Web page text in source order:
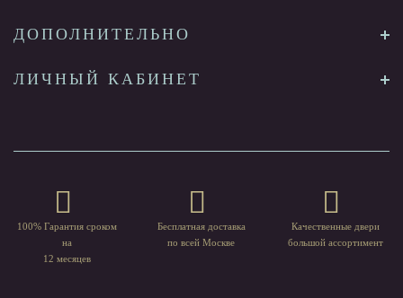
ДОПОЛНИТЕЛЬНО
ЛИЧНЫЙ КАБИНЕТ
100% Гарантия сроком
на
12 месяцев
Бесплатная доставка
по всей Москве
Качественные двери
большой ассортимент